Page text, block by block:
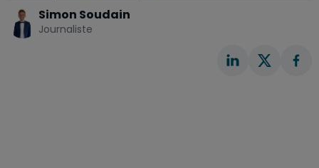
Simon Soudain
Journaliste